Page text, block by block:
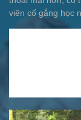
viên cố gắng học